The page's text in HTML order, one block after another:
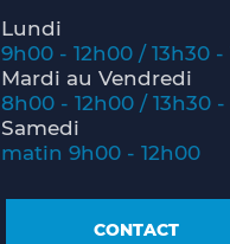
Lundi
9h00 - 12h00 / 13h30 -
Mardi au Vendredi
8h00 - 12h00 / 13h30 -
Samedi
matin 9h00 - 12h00
CONTACT